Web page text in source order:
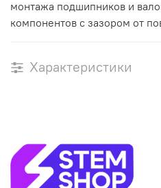
монтажа подшипников и
компонентов с зазором от
Характеристики